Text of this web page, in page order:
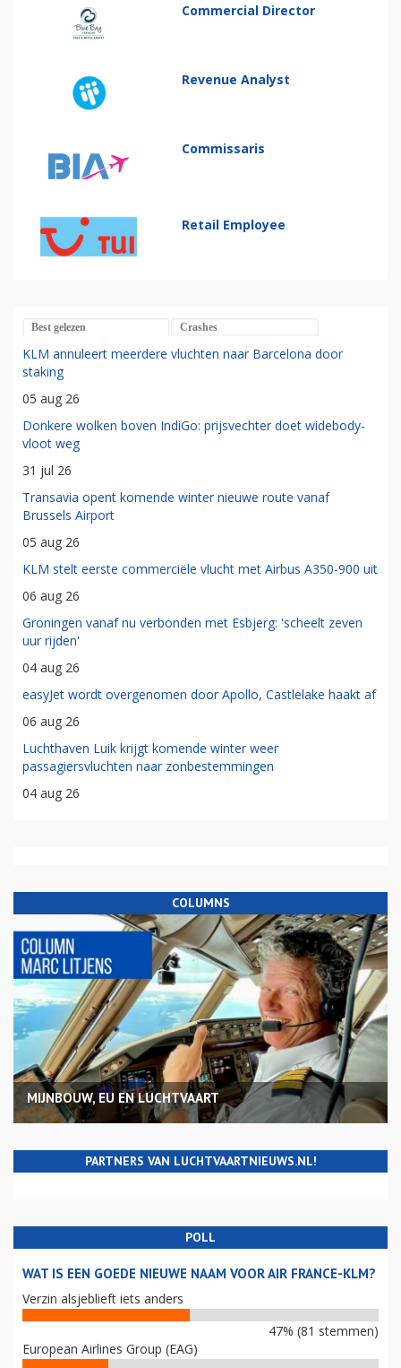
Commercial Director
Revenue Analyst
Commissaris
Retail Employee
Best gelezen Crashes
KLM annuleert meerdere vluchten naar Barcelona door
staking
05 aug 26
Donkere wolken boven IndiGo: prijsvechter doet widebody-
vloot weg
31 jul 26
Transavia opent komende winter nieuwe route vanaf
Brussels Airport
05 aug 26
KLM stelt eerste commerciële vlucht met Airbus A350-900 uit
06 aug 26
Groningen vanaf nu verbonden met Esbjerg: 'scheelt zeven
uur rijden'
04 aug 26
easyJet wordt overgenomen door Apollo, Castlelake haakt af
06 aug 26
Luchthaven Luik krijgt komende winter weer
passagiersvluchten naar zonbestemmingen
04 aug 26
COLUMNS
MIJNBOUW, EU EN LUCHTVAART
PARTNERS VAN LUCHTVAARTNIEUWS.NL!
POLL
WAT IS EEN GOEDE NIEUWE NAAM VOOR AIR FRANCE-KLM?
Verzin alsjeblieft iets anders
47% (81 stemmen)
European Airlines Group (EAG)